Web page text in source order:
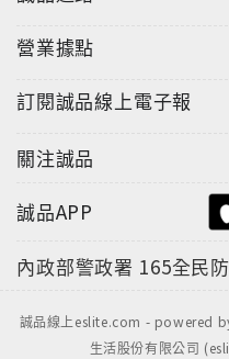
營業據點
訂閱誠品線上電子報
關注誠品
誠品APP
內政部警政署 165全民
誠品線上eslite.com - powered
生活股份有限公司